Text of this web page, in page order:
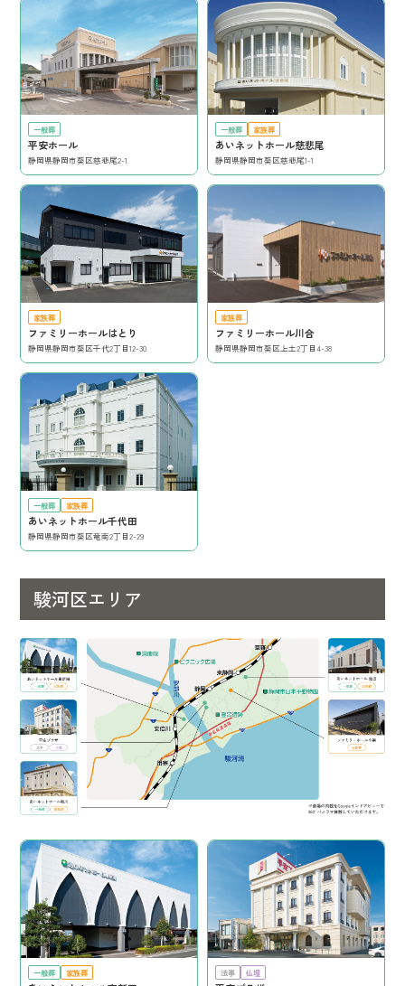
一般葬
平安ホール
静岡県静岡市葵区慈悲尾2-1
一般葬 家族葬
あいネットホール慈悲尾
静岡県静岡市葵区慈悲尾1-1
家族葬
ファミリーホールはとり
静岡県静岡市葵区千代2丁目12-30
家族葬
ファミリーホール川合
静岡県静岡市葵区上土2丁目4-38
一般葬 家族葬
あいネットホール千代田
静岡県静岡市葵区竜南2丁目2-29
駿河区エリア
一般葬 家族葬 法事 仏壇